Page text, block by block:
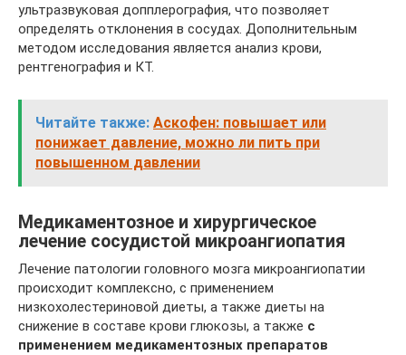
ультразвуковая допплерография, что позволяет
определять отклонения в сосудах. Дополнительным
методом исследования является анализ крови,
рентгенография и КТ.
Читайте также: Аскофен: повышает или
понижает давление, можно ли пить при
повышенном давлении
Медикаментозное и хирургическое
лечение сосудистой микроангиопатия
Лечение патологии головного мозга микроангиопатии
происходит комплексно, с применением
низкохолестериновой диеты, а также диеты на
снижение в составе крови глюкозы, а также с
применением медикаментозных препаратов